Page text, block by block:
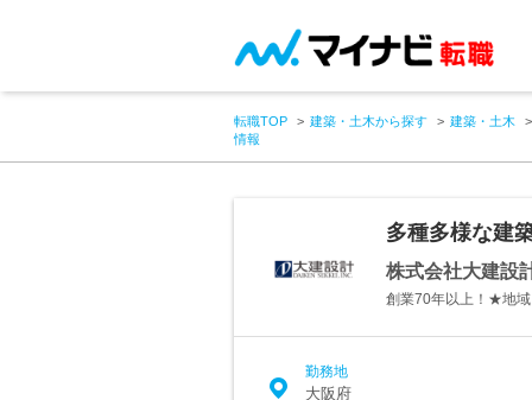
転職TOP 建築・土木から探す
建築・土木
情報
多種多様な建
株式会社大建設
創業70年以上！★地
勤務地
大阪府